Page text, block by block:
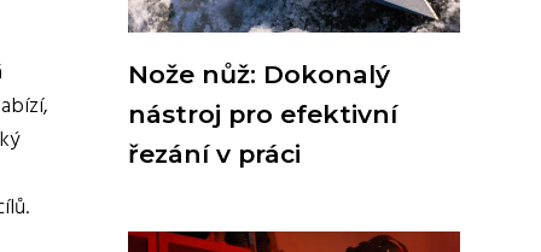
Nože nůž: Dokonalý
nástroj pro efektivní
řezání v práci